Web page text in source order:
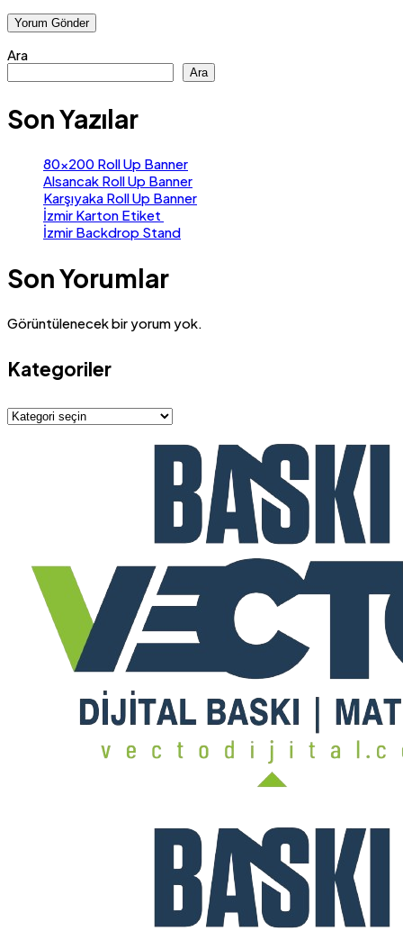
Ara
Ara
Son Yazılar
80×200 Roll Up Banner
Alsancak Roll Up Banner
Karşıyaka Roll Up Banner
İzmir Karton Etiket
İzmir Backdrop Stand
Son Yorumlar
Görüntülenecek bir yorum yok.
Kategoriler
Kategoriler